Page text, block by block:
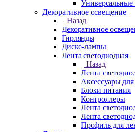
Универсальные
Декоративное освещение
Назад
Декоративное
Гирлянды
Диско-лампы
Лента светодиодная
Назад
Лента
Аксессуары для
Блоки питания
Контроллеры
Лента
Лента
Профиль для